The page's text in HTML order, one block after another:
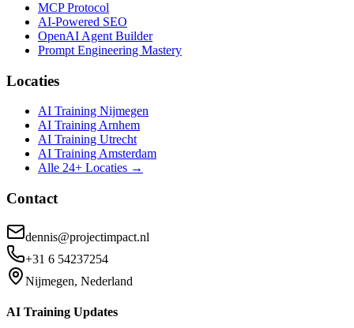
MCP Protocol
AI-Powered SEO
OpenAI Agent Builder
Prompt Engineering Mastery
Locaties
AI Training Nijmegen
AI Training Arnhem
AI Training Utrecht
AI Training Amsterdam
Alle 24+ Locaties →
Contact
dennis@projectimpact.nl
+31 6 54237254
Nijmegen, Nederland
AI Training Updates